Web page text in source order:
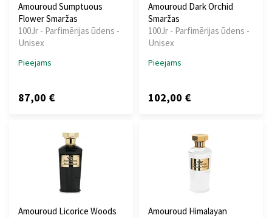
Amouroud Sumptuous
Flower Smaržas
100Jr - Parfimērijas ūdens -
Unisex
Pieejams
87,00 €
Amouroud Dark Orchid
Smaržas
100Jr - Parfimērijas ūdens -
Unisex
Pieejams
102,00 €
Amouroud Licorice Woods
Amouroud Himalayan